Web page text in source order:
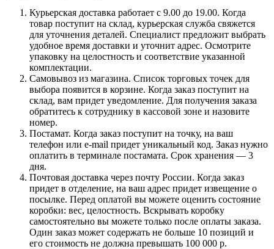
Курьерская доставка работает с 9.00 до 19.00. Когда
товар поступит на склад, курьерская служба свяжется
для уточнения деталей. Специалист предложит выбрать
удобное время доставки и уточнит адрес. Осмотрите
упаковку на целостность и соответствие указанной
комплектации.
Самовывоз из магазина. Список торговых точек для
выбора появится в корзине. Когда заказ поступит на
склад, вам придет уведомление. Для получения заказа
обратитесь к сотруднику в кассовой зоне и назовите
номер.
Постамат. Когда заказ поступит на точку, на ваш
телефон или e-mail придет уникальный код. Заказ нужно
оплатить в терминале постамата. Срок хранения — 3
дня.
Почтовая доставка через почту России. Когда заказ
придет в отделение, на ваш адрес придет извещение о
посылке. Перед оплатой вы можете оценить состояние
коробки: вес, целостность. Вскрывать коробку
самостоятельно вы можете только после оплаты заказа.
Один заказ может содержать не больше 10 позиций и
его стоимость не должна превышать 100 000 р.